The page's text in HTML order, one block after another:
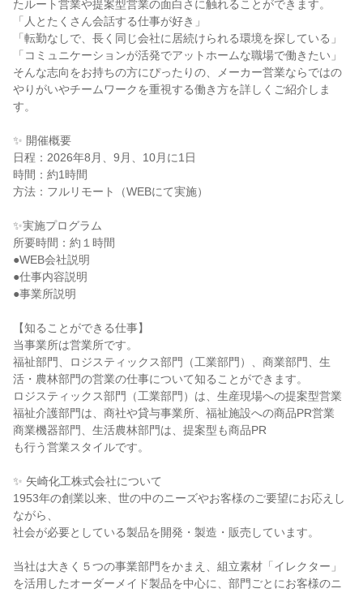
たルート営業や提案型営業の面白さに触れることができます。
「人とたくさん会話する仕事が好き」
「転勤なしで、長く同じ会社に居続けられる環境を探している」
「コミュニケーションが活発でアットホームな職場で働きたい」
そんな志向をお持ちの方にぴったりの、メーカー営業ならではの
やりがいやチームワークを重視する働き方を詳しくご紹介しま
す。
✨ 開催概要
日程：2026年8月、9月、10月に1日
時間：約1時間
方法：フルリモート（WEBにて実施）
✨実施プログラム
所要時間：約１時間
●WEB会社説明
●仕事内容説明
●事業所説明
【知ることができる仕事】
当事業所は営業所です。
福祉部門、ロジスティックス部門（工業部門）、商業部門、生
活・農林部門の営業の仕事について知ることができます。
ロジスティックス部門（工業部門）は、生産現場への提案型営業
福祉介護部門は、商社や貸与事業所、福祉施設への商品PR営業
商業機器部門、生活農林部門は、提案型も商品PR
も行う営業スタイルです。
✨ 矢崎化工株式会社について
1953年の創業以来、世の中のニーズやお客様のご要望にお応えし
ながら、
社会が必要としている製品を開発・製造・販売しています。
当社は大きく５つの事業部門をかまえ、組立素材「イレクター」
を活用したオーダーメイド製品を中心に、部門ごとにお客様のニ